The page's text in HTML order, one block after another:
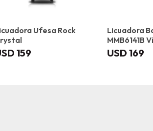
Ufesa Rock
159
Licuadora
MMB6141B
USD 169